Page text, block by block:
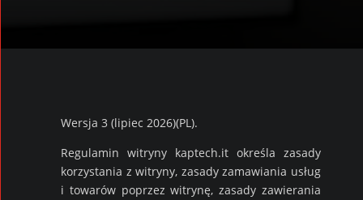
Wersja 3 (lipiec 2026)(PL).
Regulamin witryny kaptech.it określa zasady
korzystania z witryny, zasady zamawiania usług
i towarów poprzez witrynę, zasady zawierania